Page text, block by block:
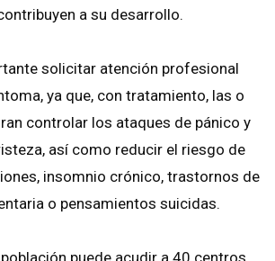
a su desarrollo.
solicitar atención profesional
ya que, con tratamiento, las o
controlar los ataques de pánico y
así como reducir el riesgo de
insomnio crónico, trastornos de
o pensamientos suicidas.
puede acudir a 40 centros